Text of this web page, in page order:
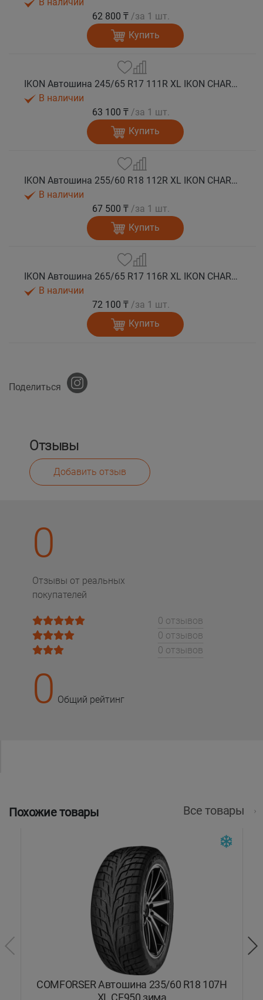
62 800 ₸ /за 1 шт.
Купить
IKON Автошина 245/65 R17 111R XL IKON CHARACTER SNOW 2 SUV зима
В наличии
63 100 ₸ /за 1 шт.
Купить
IKON Автошина 255/60 R18 112R XL IKON CHARACTER SNOW 2 SUV зима
В наличии
67 500 ₸ /за 1 шт.
Купить
IKON Автошина 265/65 R17 116R XL IKON CHARACTER SNOW 2 SUV зима
В наличии
72 100 ₸ /за 1 шт.
Купить
Поделиться
Отзывы
Добавить отзыв
0
Отзывы от реальных
покупателей
0 отзывов
0 отзывов
0 отзывов
0 Общий рейтинг
Похожие товары Все товары
COMFORSER Автошина 235/60 R18 107H